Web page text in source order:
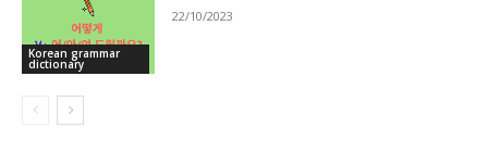
Korean grammar
dictionary
22/10/2023